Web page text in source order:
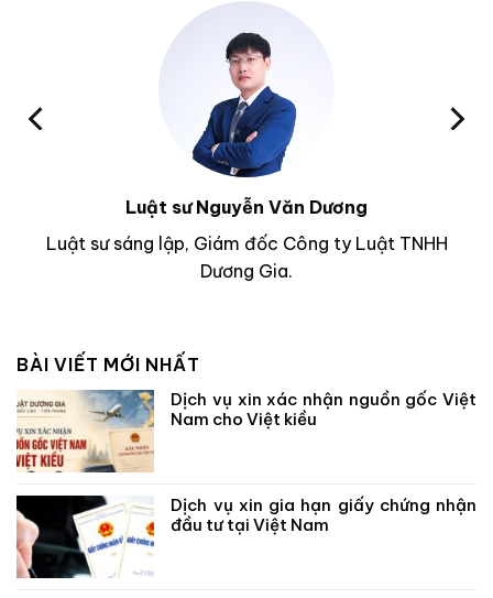
Luật sư Nguyễn Văn Dương
Luật sư sáng lập, Giám đốc Công ty Luật TNHH
Dương Gia.
BÀI VIẾT MỚI NHẤT
Dịch vụ xin xác nhận nguồn gốc Việt
Nam cho Việt kiều
Dịch vụ xin gia hạn giấy chứng nhận
đầu tư tại Việt Nam